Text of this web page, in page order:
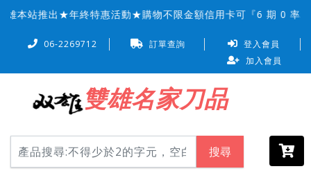
站推出★年終特惠活動★購物不限金額信用卡可『6 期 0 率利
06-2269712 訂單查詢
登入會員
加入會員
雙雄名家刀品
搜尋